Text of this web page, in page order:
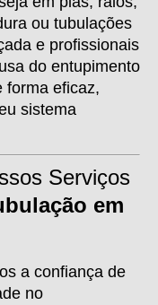
ou tubulações
e profissionais
do entupimento
forma eficaz,
sistema
Serviços
em
a confiança de
no